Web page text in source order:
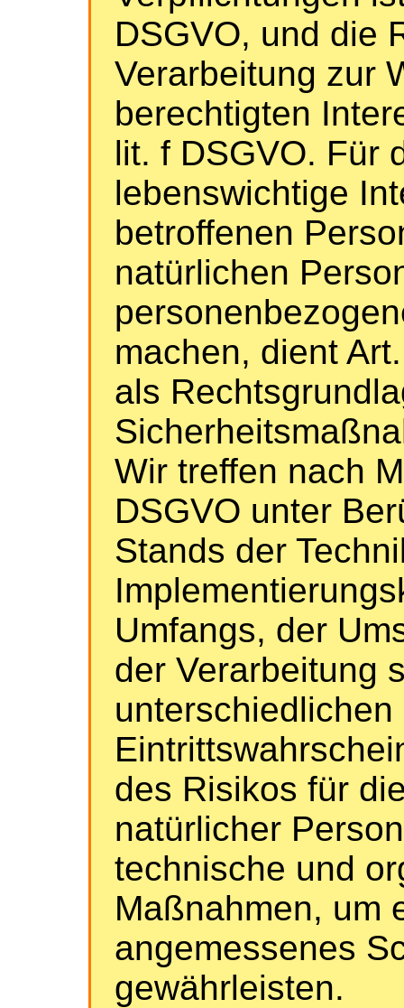
DSGVO, und die
Verarbeitung zur
berechtigten
lit. f DSGVO. Für
lebenswichtige
betroffenen
natürlichen
machen, dient
als
Wir treffen nach
DSGVO unter
Stands der
Umfangs, der
der Verarbeitung
unterschiedlichen
des Risikos für
natürlicher
technische und
Maßnahmen, um
angemessenes
gewährleisten.